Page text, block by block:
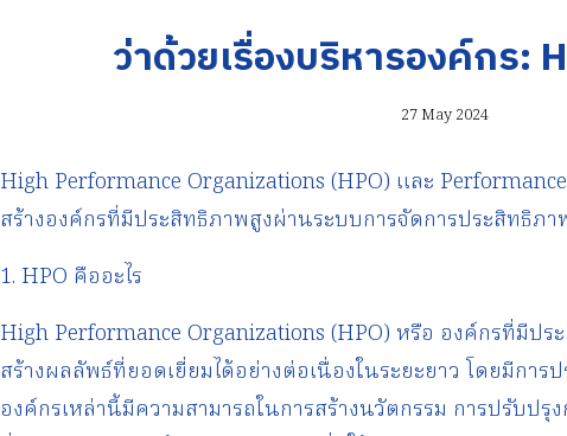
ว่าด้วยเรื่องบริหารองค์กร:
27 May 2024
High Performance Organizations (HPO) และ
สร้างองค์กรที่มีประสิทธิภาพสูงผ่านระบบการจัดการประสิทธิภา
1. HPO คืออะไร
High Performance Organizations (HPO) หรือ องค์กรที่มีป
สร้างผลลัพธ์ที่ยอดเยี่ยมได้อย่างต่อเนื่องในระยะยาว โดยมีกา
องค์กรเหล่านี้มีความสามารถในการสร้างนวัตกรรม การปรับป